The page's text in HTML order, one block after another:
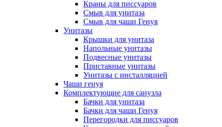
Краны для писсуаров
Смыв для унитаза
Смыв для чаши Генуя
Унитазы
Крышки для унитаза
Напольные унитазы
Подвесные унитазы
Приставные унитазы
Унитазы с инсталляцией
Чаши генуя
Комплектующие для санузла
Бачки для унитаза
Бачки для чаши Генуя
Перегородки для писсуаров